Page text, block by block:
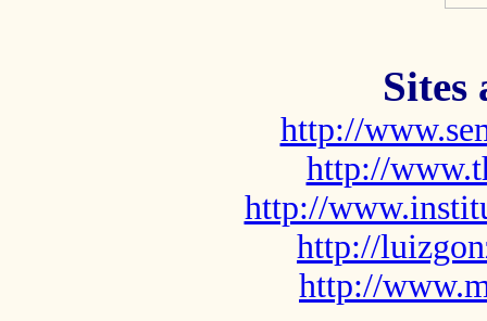
Sites
http://
http://
http://
http://
http://